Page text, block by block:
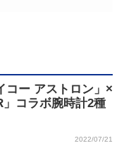
コー アストロン」×
」コラボ腕時計2種
2022/07/21